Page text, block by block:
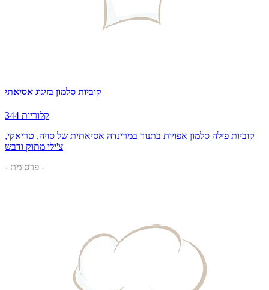
קוביות סלמון בזיגוג אסיאתי
344 קלוריות
קוביות פילה סלמון אפויות בתנור במרינדה אסיאתית של סויה, טריאקי,
צ'ילי מתוק ודבש
- פרסומת -